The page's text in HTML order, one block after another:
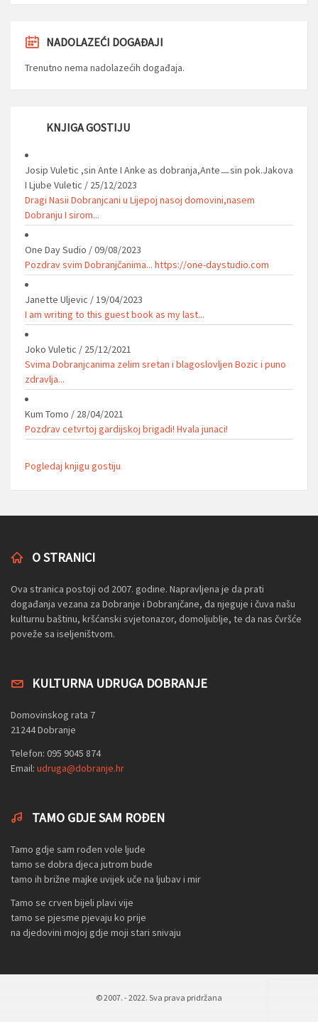
NADOLAZEĆI DOGAĐAJI
Trenutno nema nadolazećih događaja.
KNJIGA GOSTIJU
Josip Vuletic ,sin Ante I Anke as dobranja,Anteㅡsin pok.Jakova
I Ljube Vuletic / 25/12/2023
Dragi Nasii Dobranjcani u Lijepoj nasoj domovini,nasem
Dobranju I sirom...
One Day Sudio /09/08/2023
Pozdrav svim Dobranjčanima... https://one-daystudio.com
Janette Uljevic /19/04/2023
I am writing to this guest book as my last...
Joko Vuletic / 25/12/2021
Svima Dobranjcanima zelim sretan i blagoslovljen Bozic i puno
zdravlja...
Kum Tomo / 28/04/2021
Pozdrav cetvrtoj gardijskoj brigadi! Hvala junaci!
Pogledaj knjigu gostiju
O STRANICI
Ova stranica postoji od 2007. godine. Napravljena je da prati
događanja vezana za Dobranje i Dobranjčane, da njeguje i čuva našu
kulturnu baštinu, kršćanski svjetonazor, domoljublje, te da nas čvršće
poveže sa iseljeništvom.
KULTURNA UDRUGA DOBRANJE
Domovinskog rata 7
21244 Dobranje
Telefon: 095 9045 874
Email: udruga@dobranje.hr
TAMO GDJE SAM ROĐEN
Tamo gdje sam rođen vole ljude
tamo se dobra djeca jutrom bude
tamo ih brižne majke uvijek uče na ljubav i mir
Tamo se crven bijeli plavi vije
tamo se pjesme pjevaju ko prije
na djedovini mojoj gdje moji stari snivaju
© 2007. - 2022. Sva prava pridržana